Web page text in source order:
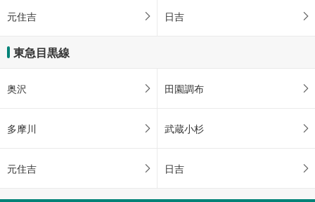
元住吉 日吉
東急目黒線
奥沢 田園調布
多摩川 武蔵小杉
元住吉 日吉